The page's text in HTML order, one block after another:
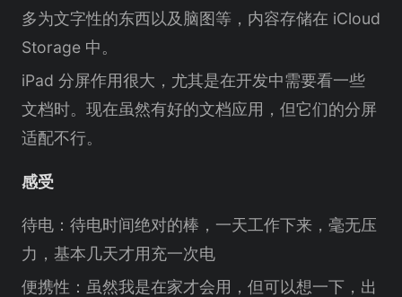
多为文字性的东西以及脑图等，内容存储在 iCloud
Storage 中。
iPad 分屏作用很大，尤其是在开发中需要看一些
文档时。现在虽然有好的文档应用，但它们的分屏
适配不行。
感受
待电：待电时间绝对的棒，一天工作下来，毫无压
力，基本几天才用充一次电
便携性：虽然我是在家才会用，但可以想一下，出